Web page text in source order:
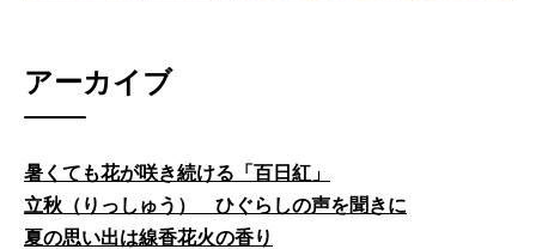
アーカイブ
暑くても花が咲き続ける「百日紅」
立秋（りっしゅう） ひぐらしの声を聞きに
夏の思い出は線香花火の香り